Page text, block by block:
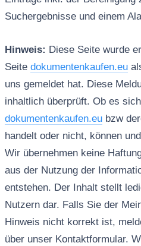
Suchergebnisse und einem
Hinweis: Diese Seite wurde
Seite dokumentenkaufen.eu
uns gemeldet hat. Diese
inhaltlich überprüft. Ob es
dokumentenkaufen.eubzw
handelt oder nicht, können
Wir übernehmen keine
aus der Nutzung der
entstehen. Der Inhalt stellt
Nutzern dar. Falls Sie der
Hinweis nicht korrekt ist,
über unser Kontaktformular.